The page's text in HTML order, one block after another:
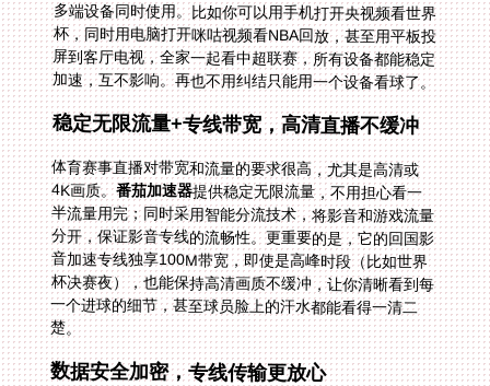
加速，互不影响。再也不用纠结只能用一个设备看球了。
稳定无限流量+专线带宽，高清直播不缓冲
体育赛事直播对带宽和流量的要求很高，尤其是高清或
4K画质。番茄加速器提供稳定无限流量，不用担心看一
半流量用完；同时采用智能分流技术，将影音和游戏流量
分开，保证影音专线的流畅性。更重要的是，它的回国影
音加速专线独享100M带宽，即使是高峰时段（比如世界
杯决赛夜），也能保持高清画质不缓冲，让你清晰看到每
一个进球的细节，甚至球员脸上的汗水都能看得一清二
楚。
数据安全加密，专线传输更放心